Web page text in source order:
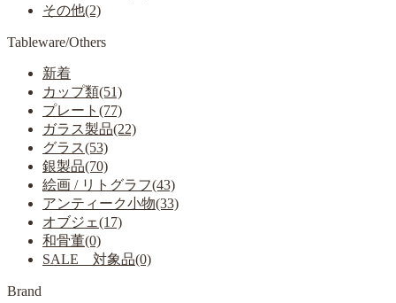
その他(2)
Tableware/Others
新着
カップ類(51)
プレート(77)
ガラス製品(22)
グラス(53)
銀製品(70)
絵画 / リトグラフ(43)
アンティーク小物(33)
オブジェ(17)
和骨董(0)
SALE 対象品(0)
Brand